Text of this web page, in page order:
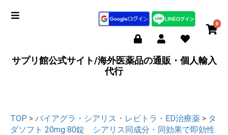
0
サプリ館公式サイト/海外医薬品の通販・個人輸入
代行
TOP > バイアグラ・シアリス・レビトラ・ED治療薬 > タ
ダソフト 20mg 80錠 シアリス同成分・同効果で即効性